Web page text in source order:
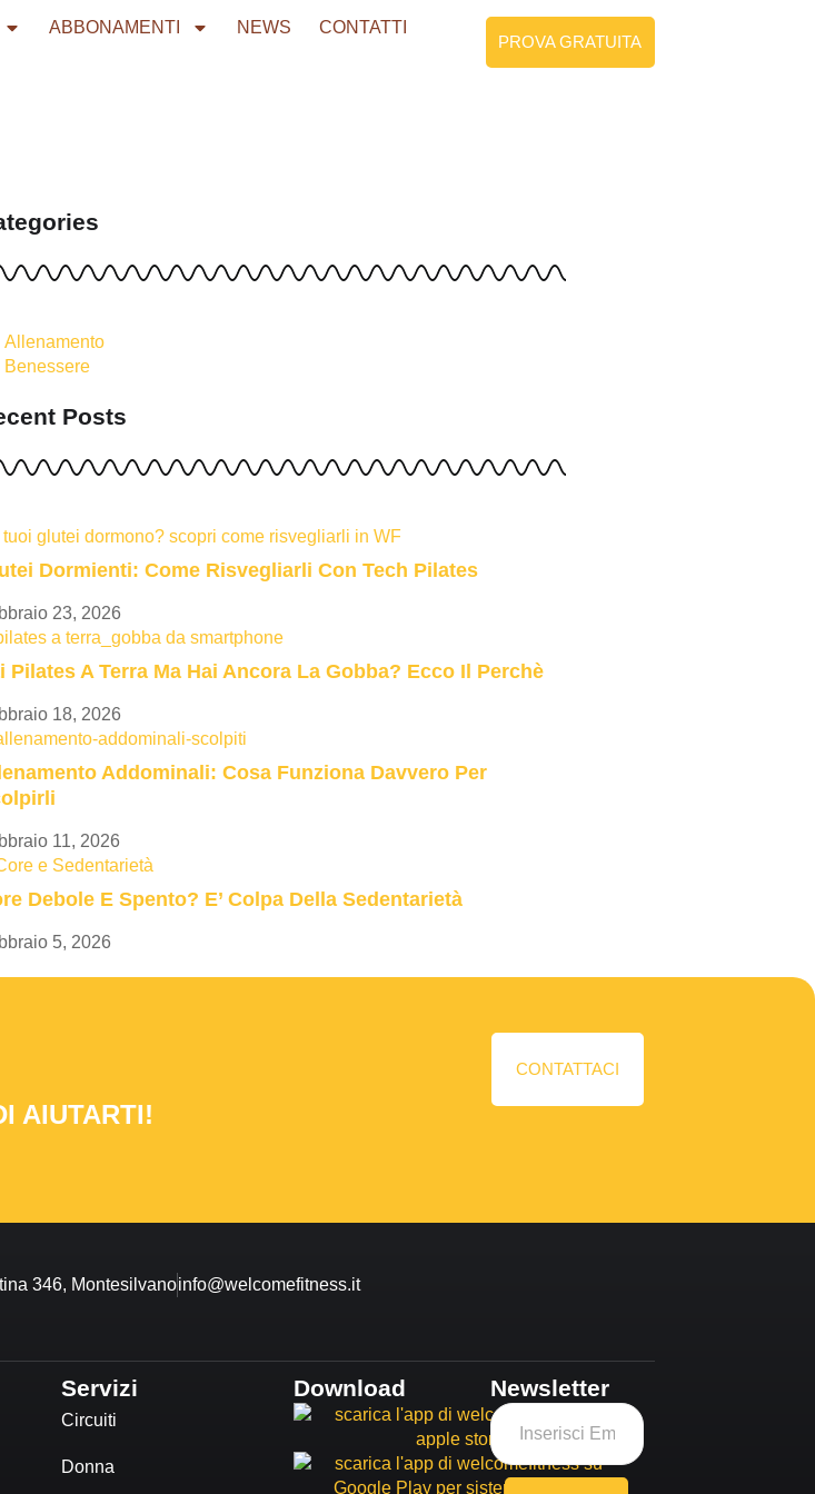
ABBONAMENTI NEWS CONTATTI
PROVA GRATUITA
Allenamento
Benessere
Posts
Dormienti: Come Risvegliarli Con Tech Pilates
23, 2026
Pilates A Terra Ma Hai Ancora La Gobba? Ecco Il Perchè
18, 2026
Addominali: Cosa Funziona Davvero Per
11, 2026
Debole E Spento? E’ Colpa Della Sedentarietà
5, 2026
AIUTARTI!
CONTATTACI
346, Montesilvanoinfo@welcomefitness.it
Servizi
Circuiti
Donna
Download Newsletter